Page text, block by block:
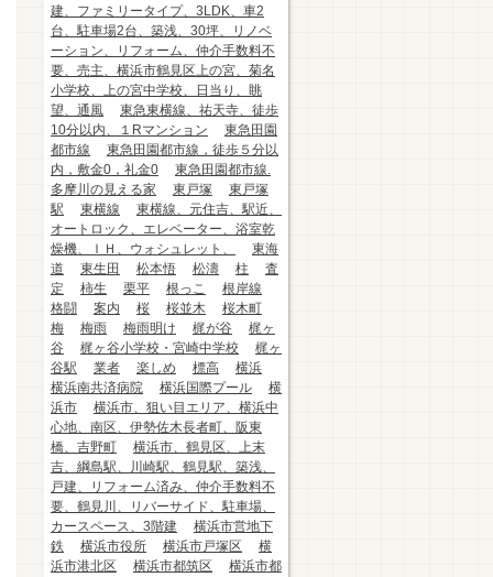
建、ファミリータイプ、3LDK、車2
台、駐車場2台、築浅、30坪、リノベ
ーション、リフォーム、仲介手数料不
要、売主、横浜市鶴見区上の宮、菊名
小学校、上の宮中学校、日当り、眺
望、通風
東急東横線、祐天寺、徒歩
10分以内、１Rマンション
東急田園
都市線
東急田園都市線，徒歩５分以
内，敷金0，礼金0
東急田園都市線.
多摩川の見える家
東戸塚
東戸塚
駅
東横線
東横線、元住吉、駅近、
オートロック、エレベーター、浴室乾
燥機、ＩＨ、ウォシュレット、
東海
道
東生田 松本悟 松濤 柱
査
定
柿生 栗平 根っこ
根岸線
格闘
案内 桜 桜並木
桜木町
梅
梅雨 梅雨明け 梶が谷
梶ヶ
谷
梶ヶ谷小学校・宮崎中学校
梶ヶ
谷駅
業者 楽しめ 標高
横浜
横浜南共済病院
横浜国際プール
横
浜市
横浜市、狙い目エリア、横浜中
心地、南区、伊勢佐木長者町、阪東
橋、吉野町
横浜市、鶴見区、上末
吉、綱島駅、川崎駅、鶴見駅、築浅、
戸建、リフォーム済み、仲介手数料不
要、鶴見川、リバーサイド、駐車場、
カースペース、3階建
横浜市営地下
鉄
横浜市役所 横浜市戸塚区
横
浜市港北区
横浜市都筑区
横浜市都